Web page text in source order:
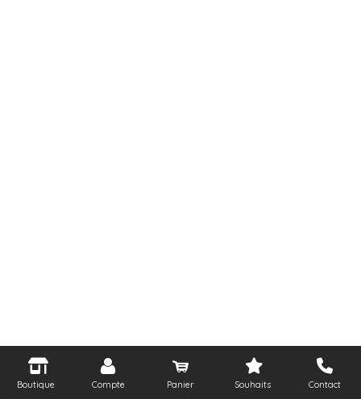
Boutique Compte Panier Souhaits Contact